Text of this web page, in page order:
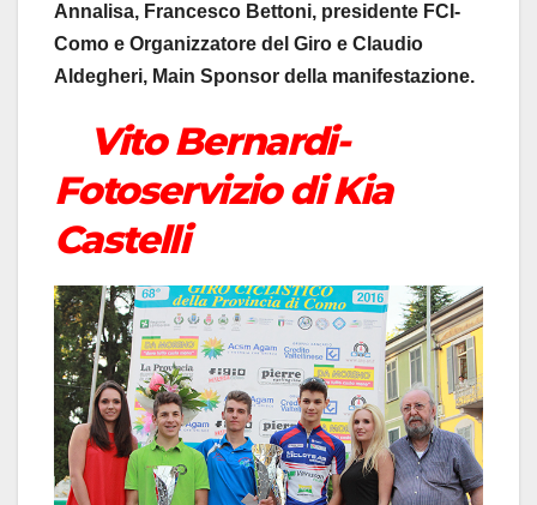
Annalisa, Francesco Bettoni, presidente FCI-
Como e Organizzatore del Giro e Claudio
Aldegheri, Main Sponsor della manifestazione.
Vito Bernardi-
Fotoservizio di Kia
Castelli